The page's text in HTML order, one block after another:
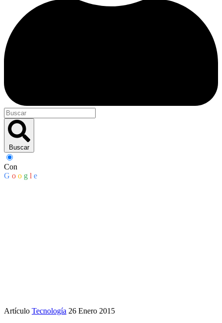
Buscar
Con
G o o g l e
Artículo Tecnología 26 Enero 2015